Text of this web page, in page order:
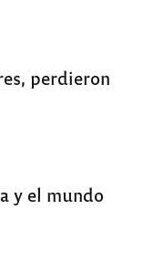
perdieron
y el mundo